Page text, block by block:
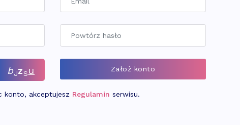
bJzSu
konto, akceptujesz Regulamin serwisu.